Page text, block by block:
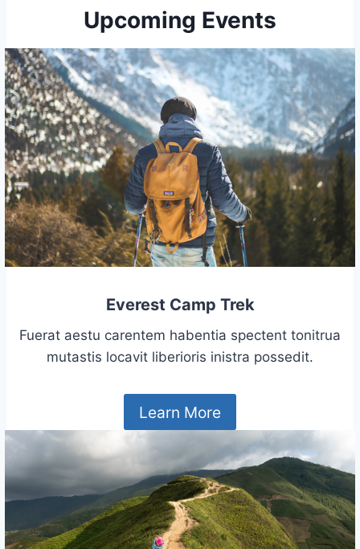
Upcoming Events
Everest Camp Trek
Fuerat aestu carentem habentia spectent tonitrua
mutastis locavit liberioris inistra possedit.
Learn More